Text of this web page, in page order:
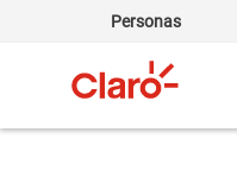
Personas